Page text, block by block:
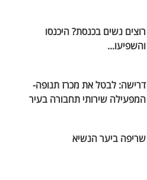
רוצים נשים בכנסת? היכנסו
והשפיעו...
דרישה: לבטל את מכרז תנופה-
המפעילה שירותי תחבורה בעיר
שריפה ביער הנשיא